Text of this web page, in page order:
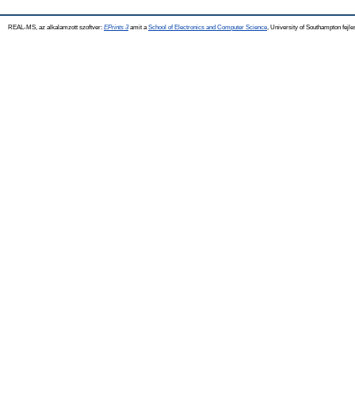
REAL-MS, az alkalamzott szoftver: EPrints 3amit a School of Electronics and Computer Science , University of Southampton